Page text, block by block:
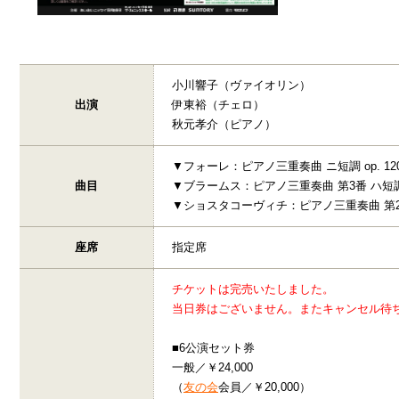
出演
小川響子（ヴァイオリン）
伊東裕（チェロ）
秋元孝介（ピアノ）
曲目
▼フォーレ：ピアノ三重奏曲 ニ短調 op.
▼ブラームス：ピアノ三重奏曲 第3番 ハ短
▼ショスタコーヴィチ：ピアノ三重奏曲 第
座席 指定席
チケットは完売いたしました。
当日券はございません。またキャンセル待
■6公演セット券
一般／￥24,000
（友の会会員／￥20,000）